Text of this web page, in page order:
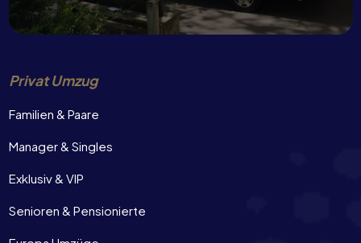
Privat Umzug
Familien & Paare
Manager & Singles
Exklusiv & VIP
Senioren & Pensionierte